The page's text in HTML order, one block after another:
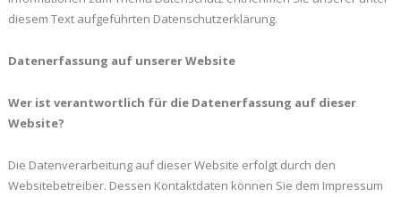
diesem Text aufgeführten Datenschutzerklärung.
Datenerfassung auf unserer Website
Wer ist verantwortlich für die Datenerfassung auf dieser
Website?
Die Datenverarbeitung auf dieser Website erfolgt durch den
Websitebetreiber. Dessen Kontaktdaten können Sie dem Impressum